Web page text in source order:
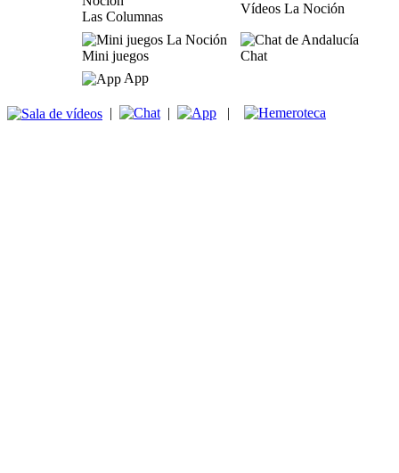
Las Columnas
Vídeos La Noción
Mini juegos
Chat
App
| | |